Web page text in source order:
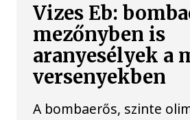
Vizes Eb:
mezőnyben is
aranyesélyek a
versenyekben
A bombaerős, szinte